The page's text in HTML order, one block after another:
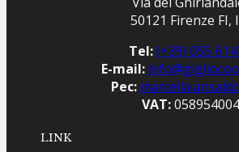
50121 Firenze FI,
Tel:(+39) 055
E-mail:
Pec:
VAT:
LINK